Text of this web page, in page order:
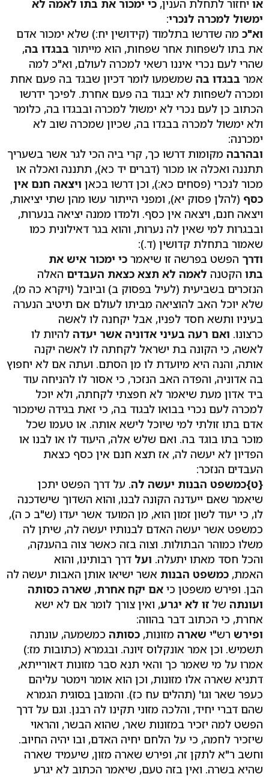
או יחזור לתחלת הענין, כי ימכור את בתו לאמה לא
ימשול למכרה לנכרי:
וא"כ מה שדרשו בתלמוד (קידושין יח:) שלא ימכור אדם
את בתו לשפחות אחר שפחות, הוא מייתור בבגדו בה,
שהרי לעם נכרי איננו רשאי למכרה לעולם, וא"כ למה
אמר בבגדו בה שמשמעו לומר דכיון שבגד בה פעם אחת
ומכרה לשפחות לא יבגוד בה פעם אחרת. לפיכך ידרשו
הכתוב כן לעם נכרי לא ימשול למכרה ובבגדו בה, כלומר
ולא ימשול למכרה בבגדו בה, שכיון שמכרה שוב לא
ימכרנה:
ובהרבה מקומות דרשו כך, קרי ביה הכי לגר אשר בשעריך
תתננה ואכלה או מכור (דברים יד כא), תתננה ואכלה או
מכור לנכרי (פסחים כא:), וכן דרשו בכאן ויצאה חנם אין
כסף (להלן פסוק יא), ומפני הייתור עשו מהן שתי יציאות,
ויצאה חנם, ויצאה אין כסף. ולמדו ממנה יציאה בנערות,
ובבגרות למי שאין לה נערות, והוא בגר דאילונית כמו
שאמור בתחלת קדושין (ד.):
ודרך הפשט בפרשה זו שיאמר כי ימכור איש את
בתו הקטנה לאמה לא תצא כצאת העבדים האלה
הנזכרים בשביעית (לעיל בפסוק ב) וביובל (ויקרא כה מ),
שלא יוכל האב להוציאה מביתו לעולם אם תיטיב הנערה
בעיניו ותשא חסד לפניו, אבל יקחנה לו לאשה
כרצונו. ואם רעה בעיני אדוניה אשר יעדה להיות לו
לאשה, כי הקונה בת ישראל לקחתה לו לאשה יקנה
אותה, והנה היא מיועדת לו מן הסתם. ועתה אם לא יחפוץ
בה אדוניה, והפדה האב הנזכר, כי אסור לו להניחה עוד
ביד אדון מעת שיאמר לא חפצתי לקחתה, ולא יוכל
למכרה לעם נכרי בבואו לבגוד בה, כי זאת בגידה שימכור
אדם בתו זולתי למי שיוכל לישא אותה. או טעמו שכל
מוכר בתו בוגד בה. ואם שלש אלה, היעוד לו או לבנו או
הפדיון לא יעשה לה, אז תצא חנם אין כסף כצאת
העבדים הנזכר:
{ט}כמשפט הבנות יעשה לה. על דרך הפשט יתכן
שיאמר שאם ייעדנה הקונה לבנו, והוא השדוך שישדכנה
לו, כי יעוד לשון זמון הוא, מן המועד אשר יעדו (ש"ב כ ה),
כמשפט אשר יעשה האדם לבנותיו יעשה לה, שיתן לה
משלו כמוהר הבתולות. וצוה בזה כאשר צוה בהענקה,
והכל חסד מאתו יתעלה. ועל דרך רבותינו, והוא
האמת, כמשפט הבנות אשר ישיאו אותן האבות יעשה לה
הבן. ופירש משפטן כי אם יקח אחרת, שארה כסותה
ועונתה של זו לא יגרע, ואין צורך לומר אם לא ישא
אחרת, כי הכתוב דבר בהווה:
ופירש רש"י שארה מזונות, כסותה כמשמעה, עונתה
תשמיש. וכן אמר אונקלוס זיונה. ובגמרא (כתובות מז:)
אמרו על מי שאמר כך והאי תנא סבר מזונות דאורייתא,
דתניא שארה אלו מזונות, וכן הוא אומר וימטר עליהם
כעפר שאר וגו' (תהלים עח כז). והמובן בסוגית הגמרא
שהם דברי יחיד, והלכה מזוני תקינו לה רבנן. וגם על דרך
הפשט למה יזכיר במזונות שאר, שהוא הבשר, והראוי
שיזכיר לחמה, כי על הלחם יחיה האדם, ובו יהיה החיוב.
וחשב ר"א לתקן זה, ופירש שארה מזון, שיעמיד שארה
שהיא בשרה. ואין בזה טעם, שיאמר הכתוב לא יגרע